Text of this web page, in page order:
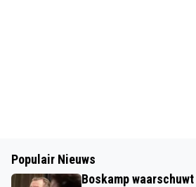
Populair Nieuws
Boskamp